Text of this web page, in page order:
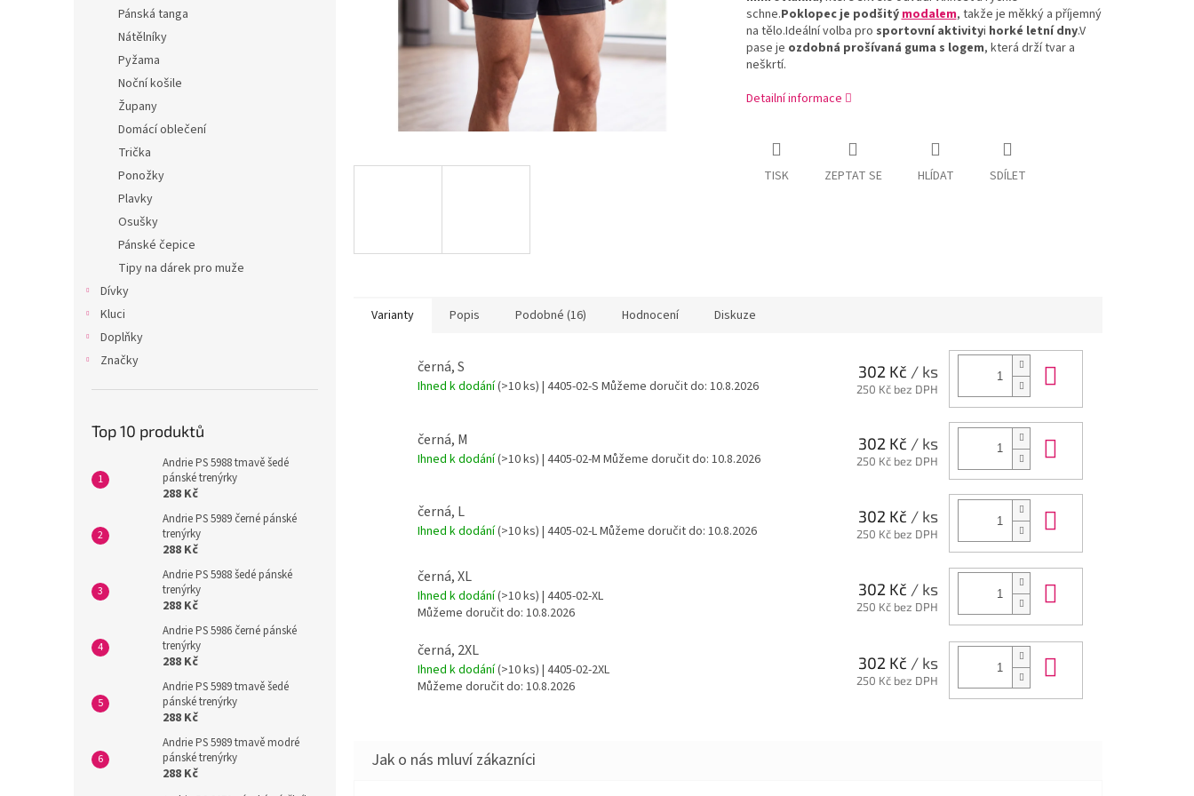
Pánská tanga
Nátělníky
Pyžama
Noční košile
Župany
Domácí oblečení
Trička
Ponožky
Plavky
Osušky
Pánské čepice
Tipy na dárek pro muže
Dívky
Kluci
Doplňky
Značky
Top 10 produktů
Andrie PS 5988 tmavě šedé
pánské trenýrky
288 Kč
Andrie PS 5989 černé pánské
trenýrky
288 Kč
Andrie PS 5988 šedé pánské
trenýrky
288 Kč
Andrie PS 5986 černé pánské
trenýrky
288 Kč
Andrie PS 5989 tmavě šedé
pánské trenýrky
288 Kč
Andrie PS 5989 tmavě modré
pánské trenýrky
288 Kč
schne.Poklopecje podšitýmodalem, takže je měkký a příjemný
na tělo.Ideálnívolba pro sportovníaktivityi horké letnídny.V
pase je ozdobná prošívaná guma s logem, která držítvar a
neškrtí.
Detailní informace
TISK ZEPTAT SE HLÍDAT SDÍLET
Varianty Popis Podobné (16) Hodnocení Diskuze
černá, S
Ihned k dodání(>10 ks) | 4405-02-S Můžeme doručit do: 10.8.2026
302 Kč / ks
250 Kč bez DPH
černá, M
Ihned k dodání(>10 ks) | 4405-02-M Můžeme doručit do: 10.8.2026
302 Kč / ks
250 Kč bez DPH
černá, L
Ihned k dodání(>10 ks) | 4405-02-LMůžeme doručit do: 10.8.2026
302 Kč / ks
250 Kč bez DPH
černá, XL
Ihned k dodání(>10 ks) | 4405-02-XL
Můžeme doručit do: 10.8.2026
302 Kč / ks
250 Kč bez DPH
černá, 2XL
Ihned k dodání(>10 ks) | 4405-02-2XL
Můžeme doručit do: 10.8.2026
302 Kč / ks
250 Kč bez DPH